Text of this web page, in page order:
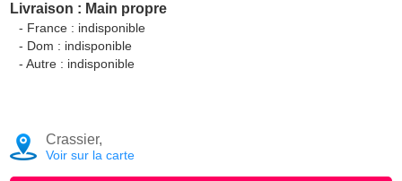
Livraison : Main propre
- France : indisponible
- Dom : indisponible
- Autre : indisponible
Crassier,
Voir sur la carte